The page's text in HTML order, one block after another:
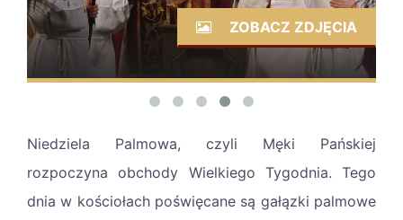
ZOBACZ ZDJĘCIA
Niedziela Palmowa, czyli Męki Pańskiej
rozpoczyna obchody Wielkiego Tygodnia. Tego
dnia w kościołach poświęcane są gałązki palmowe